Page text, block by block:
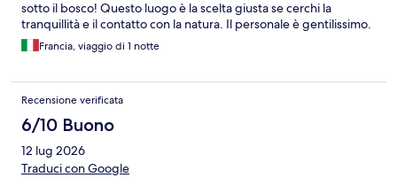
sotto il bosco! Questo luogo è la scelta giusta se cerchi la
tranquillità e il contatto con la natura. Il personale è gentilissimo.
Francia, viaggio di 1 notte
Recensione verificata
6/10 Buono
12 lug 2026
Traduci con Google